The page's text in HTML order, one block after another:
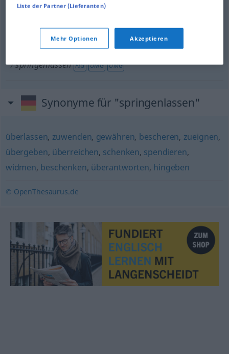
payfor (odstand)sth
you musttreatustosomethingon yourbirthday
springenlassen FIG UMG UMG
Synonyme für "springenlassen"
überlassen, zuwenden, gewähren, bescheren, zueignen,
übergeben, überreichen, schenken, spendieren,
widmen, beschenken, überantworten, hingeben
© OpenThesaurus.de
Liste der Partner (Lieferanten)
Mehr Optionen Akzeptieren